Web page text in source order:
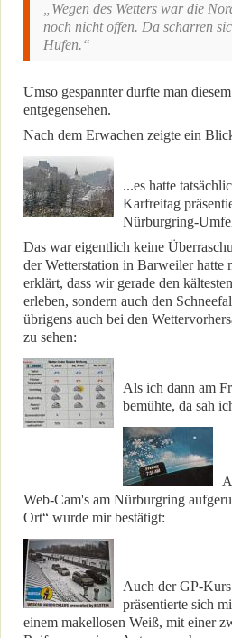
„Wegen des Wetters war die
noch nicht offen. Da scharren
Hufen.“
Umso gespannter durfte man
entgegensehen.
Nach dem Erwachen zeigte ein
...es hatte
Karfreitag
Nürburgring-
Das war eigentlich keine
der Wetterstation in Barweiler hatte
erklärt, dass wir gerade den
erleben, sondern auch den
übrigens auch bei den
zu sehen:
Als ich dann am
bemühte, da sah
Web-Cam's am Nürburgring
Ort“ wurde mir bestätigt:
Auch der GP-
präsentierte sich
einem makellosen Weiß, mit einer